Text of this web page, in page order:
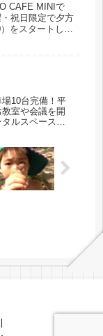
CAFE MINIで
祝日限定で夕方
をスタートしま
場10台完備！平
室や会議を開
ルスペース受